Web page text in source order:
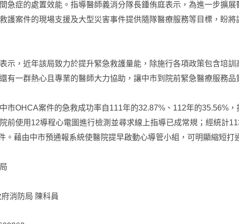
急症的處置效能。指導醫師義消分隊長鍾侑庭表示，為進一步擴
護案件的現場支援及大型災害事件提供隨隊醫療服務等目標，盼
示，近年該局致力於提升緊急救護量能，除施行各項政策包含培
有一群熱心且專業的醫師大力協助，讓中市到院前緊急醫療服務品
市OHCA案件的急救成功率自111年的32.87%、112年的35.56%
前使用12導程心電圖進行檢測並尋求線上指導已成常規；經統計
。藉由中市預通報系統使醫院提早啟動心導管小組，可明顯縮短打
消防局 陳科員